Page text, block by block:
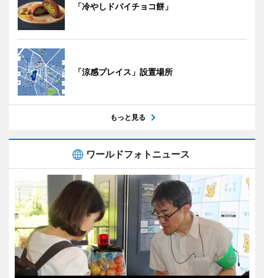
「冷やしドバイチョコ餅」
「涼感プレイス」設置場所
もっと見る
ワールドフォトニュース